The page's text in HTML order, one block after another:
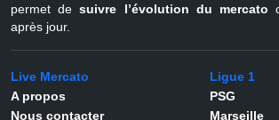
permet desuivre l’évolution du mercato
après jour.
Live Mercato
A propos
Nous contacter
Ligue 1
PSG
Marseille